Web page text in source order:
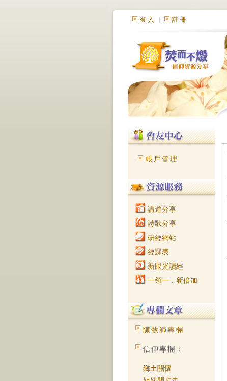
登入 註冊
帳戶管理
講道分享
詩歌分享
研經網站
經課表
新眼光讀經
一領一．新倍加
陳牧師專欄
信仰專欄：
鄉土關懷